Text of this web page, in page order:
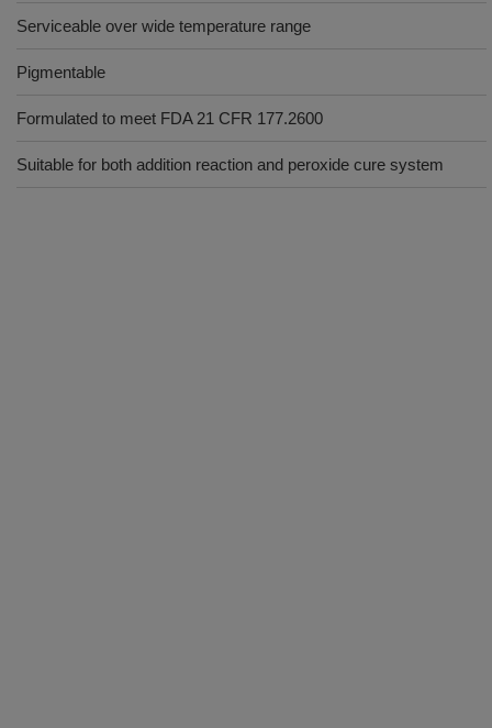
Serviceable over wide temperature range
Pigmentable
Formulated to meet FDA 21 CFR 177.2600
Suitable for both addition reaction and peroxide cure system